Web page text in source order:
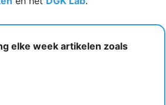
elke week artikelen zoals